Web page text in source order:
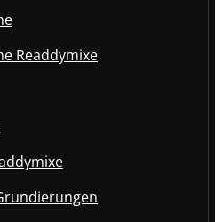
Readdymixe